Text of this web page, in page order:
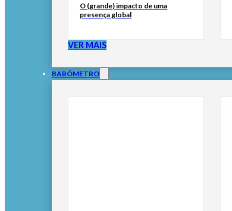
O (grande) impacto de uma
presença global
VER MAIS
BARÓMETRO